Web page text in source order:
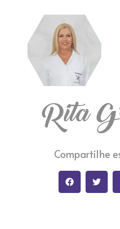
Rita
Compartilhe